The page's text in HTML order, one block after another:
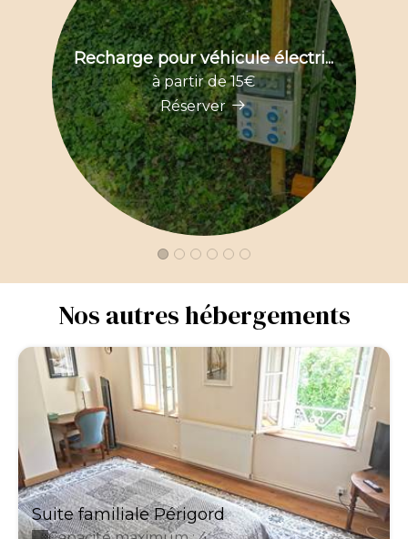
Recharge pour véhicule électri...
à partir de 15€
Réserver
Nos autres hébergements
Suite familiale Périgord